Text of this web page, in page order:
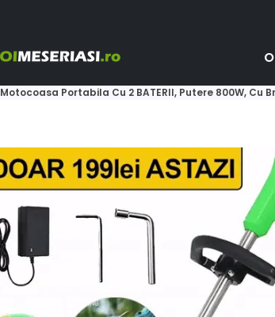
Motocoasa Portabila Cu 2 BATERII, Putere 800W, Cu